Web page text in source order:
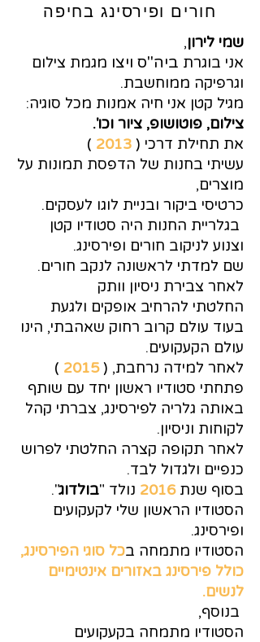
חורים ופירסינג בחיפה
שמי לירון,
אני בוגרת ביה"ס ויצו מגמת צילום
וגרפיקה ממוחשבת.
מגיל קטן אני חיה אמנות מכל סוגיה:
צילום, פוטושופ, ציור וכו'.
את תחילת דרכי ( 2013
)
עשיתי בחנות של הדפסת תמונות על
מוצרים,
כרטיסי ביקור ובניית לוגו לעסקים.
בגלריית החנות היה סטודיו קטן
וצנוע לניקוב חורים ופירסינג.
שם למדתי לראשונה לנקב חורים.
לאחר צבירת ניסיון וותק
החלטתי להרחיב אופקים ולגעת
בעוד עולם קרוב רחוק שאהבתי, הינו
עולם הקעקועים.
לאחר למידה נרחבת, (2015
)
פתחתי סטודיו ראשון יחד עם שותף
באותה גלריה לפירסינג, צברתי קהל
לקוחות וניסיון.
לאחר תקופה קצרה החלטתי לפרוש
כנפיים ולגדול לבד.
בסוף שנת2016 נולד "בולדוג".
הסטודיו הראשון שלי לקעקועים
ופירסינג.
הסטודיו מתמחה בכל סוגי הפירסינג,
כולל פירסינג באזורים אינטימיים
לנשים.
בנוסף,
הסטודיו מתמחה בקעקועים